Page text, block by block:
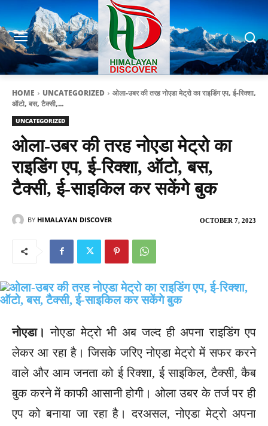
HOME UNCATEGORIZED
ओला-उबर की तरह नोएडा मेट्रो का राइडिंग एप, ई-रिक्शा,
ऑटो, बस, टैक्सी,...
UNCATEGORIZED
ओला-उबर की तरह नोएडा मेट्रो का
राइडिंग एप, ई-रिक्शा, ऑटो, बस,
टैक्सी, ई-साइकिल कर सकेंगे बुक
OCTOBER 7, 2023
BY HIMALAYAN DISCOVER
नोएडा। नोएडा मेट्रो भी अब जल्द ही अपना राइडिंग एप
लेकर आ रहा है। जिसके जरिए नोएडा मेट्रो में सफर करने
वाले और आम जनता को ई रिक्शा, ई साइकिल, टैक्सी, कैब
बुक करने में काफी आसानी होगी। ओला उबर के तर्ज पर ही
एप को बनाया जा रहा है। दरअसल, नोएडा मेट्रो अपना